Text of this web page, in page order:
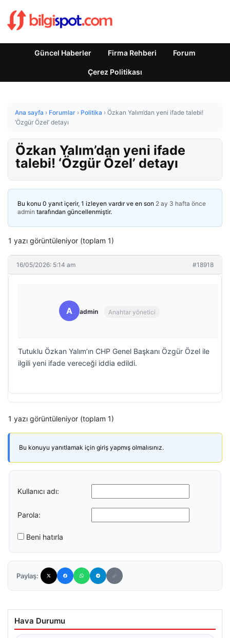
Güncel Haberler Firma Rehberi Forum
Çerez Politikası
Ana sayfa › Forumlar › Politika › Özkan Yalım’dan yeni ifade talebi!
‘Özgür Özel’ detayı
Özkan Yalım’dan yeni ifade
talebi! ‘Özgür Özel’ detayı
Bu konu 0 yanıt içerir, 1 izleyen vardır ve en son 2 ay 3 hafta önce
admin tarafından güncellenmiştir.
1 yazı görüntüleniyor (toplam 1)
16/05/2026: 5:14 am #18918
A admin Anahtar yönetici
Tutuklu Özkan Yalım’ın CHP Genel Başkanı Özgür Özel ile
ilgili yeni ifade vereceği iddia edildi.
1 yazı görüntüleniyor (toplam 1)
Bu konuyu yanıtlamak için giriş yapmış olmalısınız.
Kullanıcı adı:
Parola:
Beni hatırla
Paylaş:
Hava Durumu